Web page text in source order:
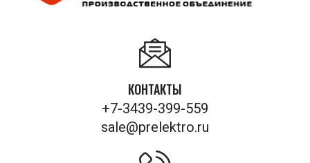
КОНТАКТЫ
+7-3439-399-559
sale@prelektro.ru